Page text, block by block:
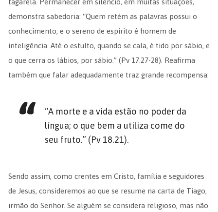
demonstra sabedoria: “Quem retém as palavras possui o
conhecimento, e o sereno de espírito é homem de
inteligência. Até o estulto, quando se cala, é tido por sábio, e
o que cerra os lábios, por sábio.” (Pv 17.27-28). Reafirma
também que falar adequadamente traz grande recompensa:
“A morte e a vida estão no poder da
língua; o que bem a utiliza come do
seu fruto.” (Pv 18.21).
Sendo assim, como crentes em Cristo, família e seguidores
de Jesus, consideremos ao que se resume na carta de Tiago,
irmão do Senhor. Se alguém se considera religioso, mas não